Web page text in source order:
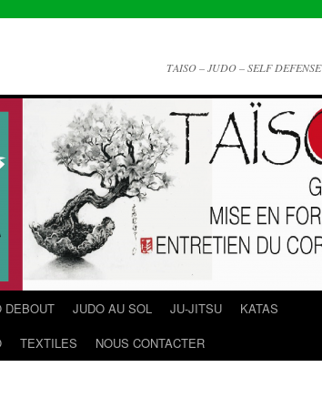
TAISO – JUDO – SELF DEFENSE
DEBOUT JUDO AU SOL JU-JITSU
KATAS
TEXTILES NOUS CONTACTER